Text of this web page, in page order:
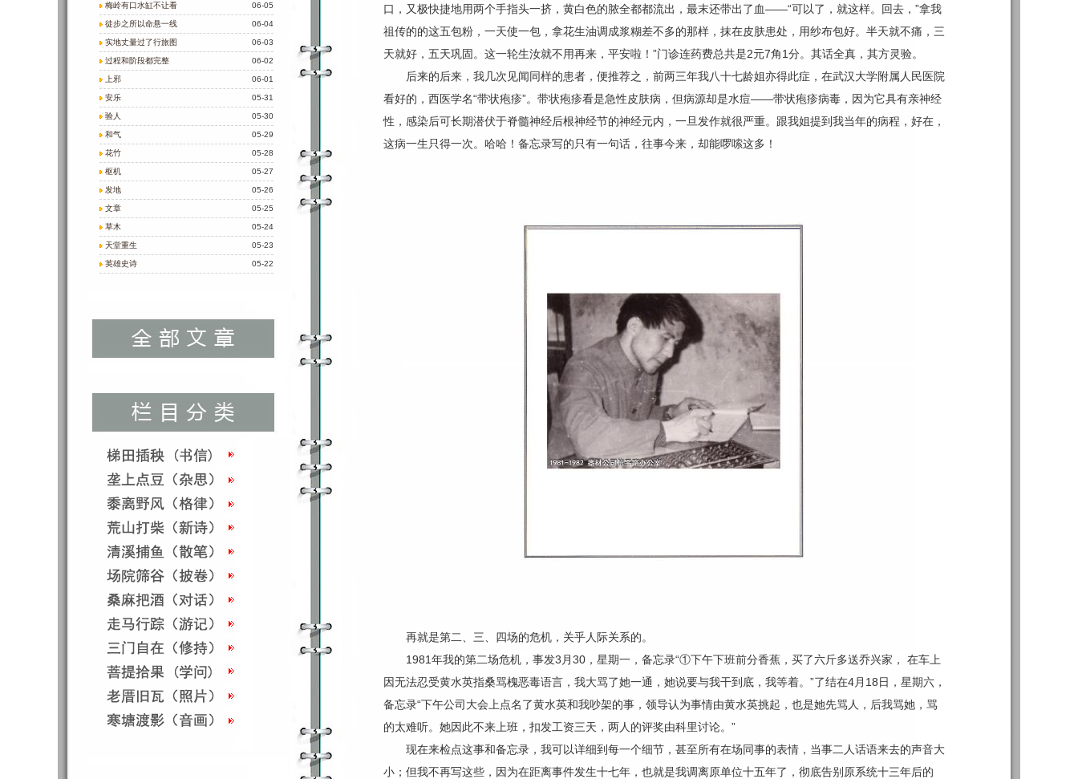
06-05
梅岭有口水缸不让看
06-04
徒步之所以命悬一线
06-03
实地丈量过了行旅图
06-02
过程和阶段都完整
06-01
上邪
05-31
安乐
05-30
验人
05-29
和气
05-28
花竹
05-27
枢机
05-26
发地
05-25
文章
05-24
草木
05-23
天堂重生
05-22
英雄史诗
口，又极快捷地用两个手指头一挤，黄白色的脓全都都流出，最末还带出了血——“可以了，就这样。回去，”拿我
祖传的的这五包粉，一天使一包，拿花生油调成浆糊差不多的那样，抹在皮肤患处，用纱布包好。半天就不痛，三
天就好，五天巩固。这一轮生汝就不用再来，平安啦！”门诊连药费总共是2元7角1分。其话全真，其方灵验。
后来的后来，我几次见闻同样的患者，便推荐之，前两三年我八十七龄姐亦得此症，在武汉大学附属人民医院
看好的，西医学名“带状疱疹”。带状疱疹看是急性皮肤病，但病源却是水痘——带状疱疹病毒，因为它具有亲神经
性，感染后可长期潜伏于脊髓神经后根神经节的神经元内，一旦发作就很严重。跟我姐提到我当年的病程，好在，
这病一生只得一次。哈哈！备忘录写的只有一句话，往事今来，却能啰嗦这多！
再就是第二、三、四场的危机，关乎人际关系的。
1981年我的第二场危机， 事发3月30，星期一，备忘录“①下午下班前分香蕉，买了六斤多送乔兴家， 在车上
因无法忍受黄水英指桑骂槐恶毒语言，我大骂了她一通，她说要与我干到底，我等着。”了结在4月18日，星期六，
备忘录“下午公司大会上点名了黄水英和我吵架的事，领导认为事情由黄水英挑起，也是她先骂人，后我骂她，骂
的太难听。她因此不来上班，扣发工资三天，两人的评奖由科里讨论。”
现在来检点这事和备忘录，我可以详细到每一个细节，甚至所有在场同事的表情，当事二人话语来去的声音大
小；但我不再写这些，因为在距离事件发生十七年，也就是我调离原单位十五年了，彻底告别原系统十三年后的